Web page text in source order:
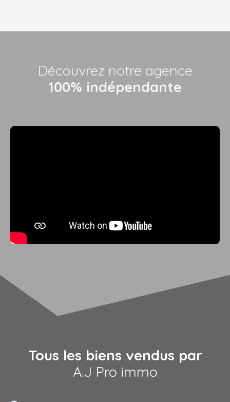
Découvrez notre agence
100% indépendante
Tous les biens vendus par
A.J Pro immo